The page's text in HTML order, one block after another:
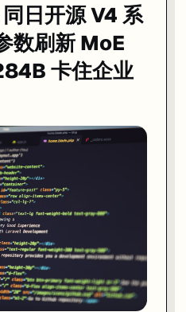
日开源 V4 系
数刷新 MoE
卡住企业